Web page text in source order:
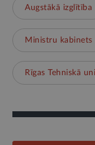
Augstākā izglītība
Ministru kabinets
Rīgas Tehniskā